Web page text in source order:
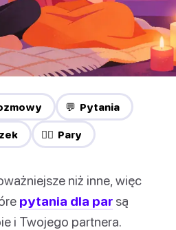
💬 Pytania
❤️‍🔥 Pary
niż inne, więc
pytania dla par są
i Twojego partnera.